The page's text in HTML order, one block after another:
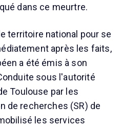
dans ce meurtre.
territoire national pour se
après les faits,
a été émis à son
sous l'autorité
Toulouse par les
de recherches (SR) de
les services